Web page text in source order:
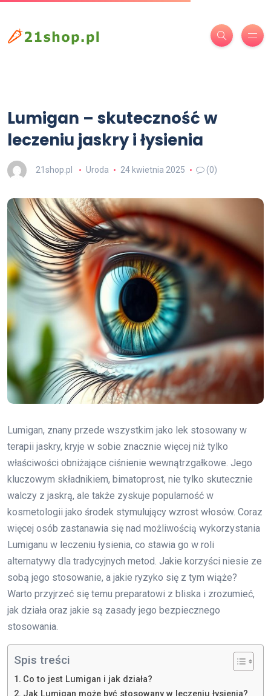
Lumigan – skuteczność w
leczeniu jaskry i łysienia
21shop.pl Uroda 24 kwietnia 2025 (0)
Lumigan, znany przede wszystkim jako lek stosowany w
terapii jaskry, kryje w sobie znacznie więcej niż tylko
właściwości obniżające ciśnienie wewnątrzgałkowe. Jego
kluczowym składnikiem, bimatoprost, nie tylko skutecznie
walczy z jaskrą, ale także zyskuje popularność w
kosmetologii jako środek stymulujący wzrost włosów. Coraz
więcej osób zastanawia się nad możliwością wykorzystania
Lumiganu w leczeniu łysienia, co stawia go w roli
alternatywy dla tradycyjnych metod. Jakie korzyści niesie ze
sobą jego stosowanie, a jakie ryzyko się z tym wiąże?
Warto przyjrzeć się temu preparatowi z bliska i zrozumieć,
jak działa oraz jakie są zasady jego bezpiecznego
stosowania.
Spis treści
Co to jest Lumigan i jak działa?
Jak Lumigan może być stosowany w leczeniu łysienia?